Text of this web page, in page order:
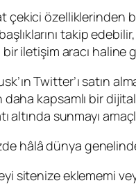
özelliklerinden
takip
iletişim aracı haline
Twitter’ı satın
kapsamlı bir
altında sunmayı
hâlâ dünya
sitenize eklememi